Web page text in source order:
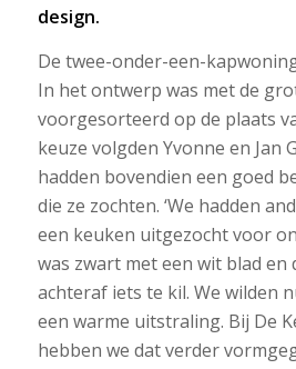
design.
De twee-onder-een-
In het ontwerp was met de
voorgesorteerd op de plaats
keuze volgden Yvonne en Jan
hadden bovendien een goed
die ze zochten. ‘We hadden
een keuken uitgezocht voor
was zwart met een wit blad en
achteraf iets te kil. We wilden
een warme uitstraling. Bij De
hebben we dat verder